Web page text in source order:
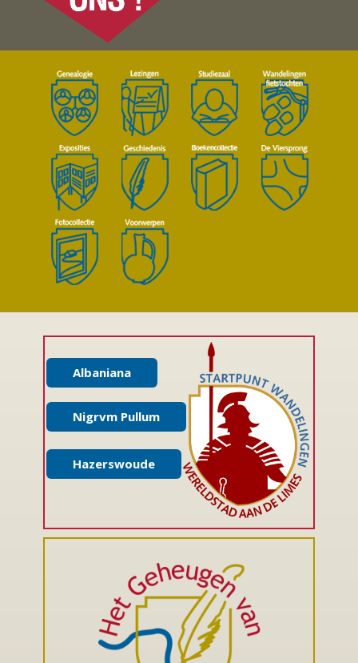
Albaniana
Nigrvm Pullum
Hazerswoude